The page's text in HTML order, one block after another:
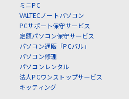
ミニPC
VALTECノートパソコン
PCサポート保守サービス
定額パソコン保守サービス
パソコン通販「PCバル」
パソコン修理
パソコンレンタル
法人PCワンストップサービス
キッティング